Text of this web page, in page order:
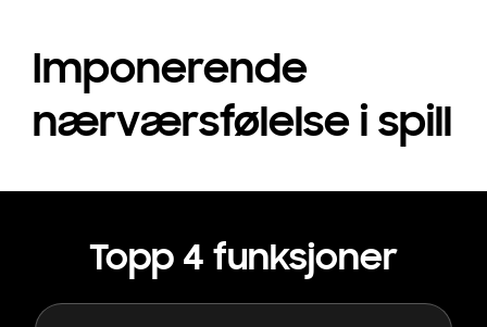
Imponerende
nærværsfølelse i spill
Topp 4 funksjoner